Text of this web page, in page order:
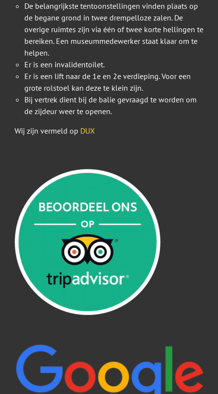
De belangrijkste tentoonstellingen vinden plaats op
de begane grond in twee drempelloze zalen. De
overige ruimtes zijn via één of twee korte hellingen te
bereiken. Een museummedewerker staat klaar om te
helpen.
Er is een invalidentoilet.
Er is een lift naar de 1e en 2e verdieping. Voor een
grote rolstoel kan deze te klein zijn.
Bij vertrek dient bij de balie gevraagd te worden om
de zijdeur weer te openen.
Wij zijn vermeld op DUX